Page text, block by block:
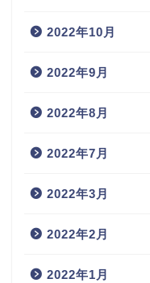
2022年10月
2022年9月
2022年8月
2022年7月
2022年3月
2022年2月
2022年1月